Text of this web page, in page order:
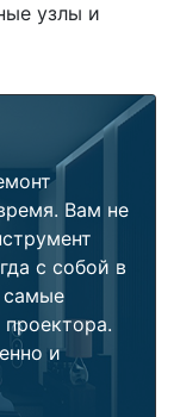
узлы и
Вам не
с собой в
самые
и